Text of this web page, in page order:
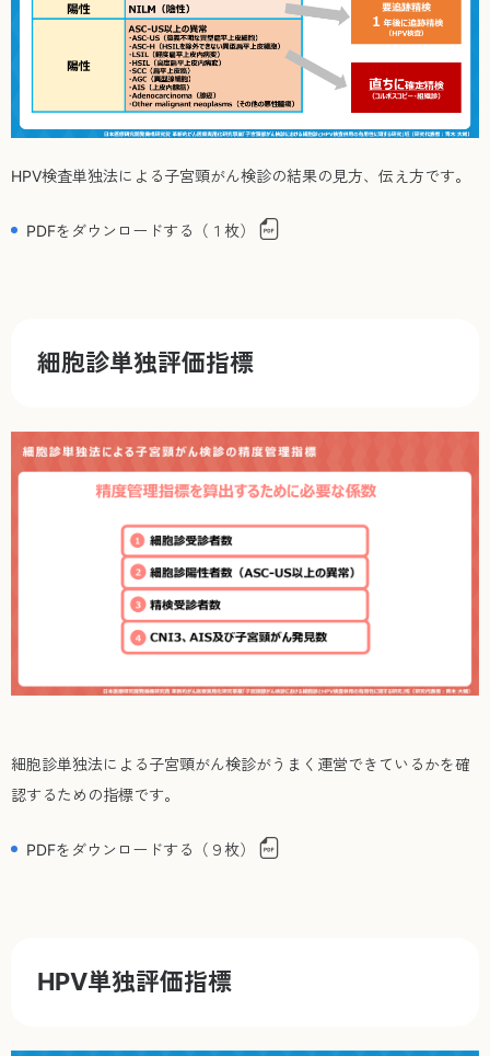
HPV検査単独法による子宮頸がん検診の結果の見方、伝え方です。
PDFをダウンロードする（１枚）
細胞診単独評価指標
細胞診単独法による子宮頸がん検診がうまく運営できているかを確
認するための指標です。
PDFをダウンロードする（９枚）
HPV単独評価指標